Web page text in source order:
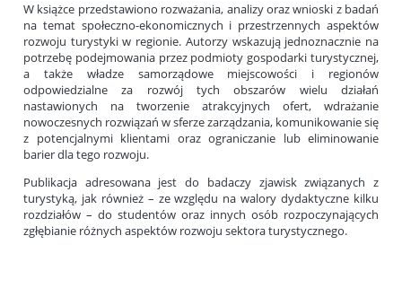
W książce przedstawiono rozważania, analizy oraz wnioski z badań
na temat społeczno-ekonomicznych i przestrzennych aspektów
rozwoju turystyki w regionie. Autorzy wskazują jednoznacznie na
potrzebę podejmowania przez podmioty gospodarki turystycznej,
a także władze samorządowe miejscowości i regionów
odpowiedzialne za rozwój tych obszarów wielu działań
nastawionych na tworzenie atrakcyjnych ofert, wdrażanie
nowoczesnych rozwiązań w sferze zarządzania, komunikowanie się
z potencjalnymi klientami oraz ograniczanie lub eliminowanie
barier dla tego rozwoju.
Publikacja adresowana jest do badaczy zjawisk związanych z
turystyką, jak również – ze względu na walory dydaktyczne kilku
rozdziałów – do studentów oraz innych osób rozpoczynających
zgłębianie różnych aspektów rozwoju sektora turystycznego.